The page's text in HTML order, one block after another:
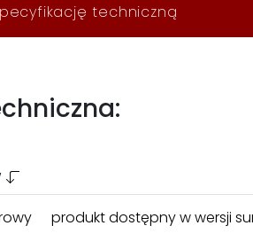
techniczną
produkt dostępny w wersji